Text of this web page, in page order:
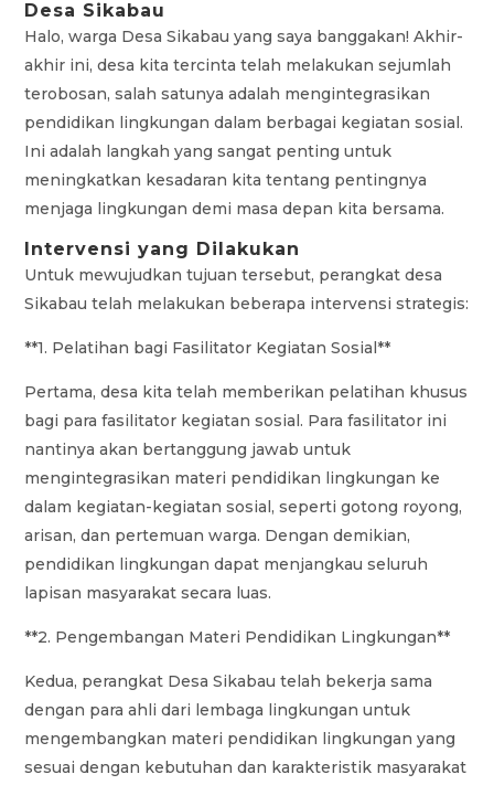
Desa Sikabau
Halo, warga Desa Sikabau yang saya banggakan! Akhir-
akhir ini, desa kita tercinta telah melakukan sejumlah
terobosan, salah satunya adalah mengintegrasikan
pendidikan lingkungan dalam berbagai kegiatan sosial.
Ini adalah langkah yang sangat penting untuk
meningkatkan kesadaran kita tentang pentingnya
menjaga lingkungan demi masa depan kita bersama.
Intervensi yang Dilakukan
Untuk mewujudkan tujuan tersebut, perangkat desa
Sikabau telah melakukan beberapa intervensi strategis:
**1. Pelatihan bagi Fasilitator Kegiatan Sosial**
Pertama, desa kita telah memberikan pelatihan khusus
bagi para fasilitator kegiatan sosial. Para fasilitator ini
nantinya akan bertanggung jawab untuk
mengintegrasikan materi pendidikan lingkungan ke
dalam kegiatan-kegiatan sosial, seperti gotong royong,
arisan, dan pertemuan warga. Dengan demikian,
pendidikan lingkungan dapat menjangkau seluruh
lapisan masyarakat secara luas.
**2. Pengembangan Materi Pendidikan Lingkungan**
Kedua, perangkat Desa Sikabau telah bekerja sama
dengan para ahli dari lembaga lingkungan untuk
mengembangkan materi pendidikan lingkungan yang
sesuai dengan kebutuhan dan karakteristik masyarakat